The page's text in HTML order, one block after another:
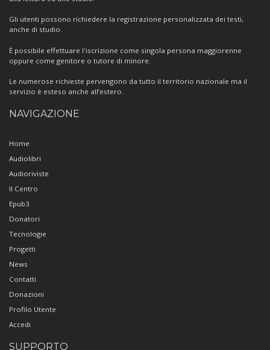
Gli utenti possono richiedere la registrazione personalizzata dei testi,
anche di studio.
È possibile effettuare l'iscrizione come singola persona maggiorenne
oppure come genitore o tutore di minore.
Le numerose richieste pervengono da tutto il territorio nazionale ma il
servizio è esteso anche all’estero.
NAVIGAZIONE
Home
Audiolibri
Audioriviste
Il Centro
Epub3
Donatori
Tecnologie
Progetti
News
Contatti
Donazioni
Profilo Utente
Accedi
SUPPORTO